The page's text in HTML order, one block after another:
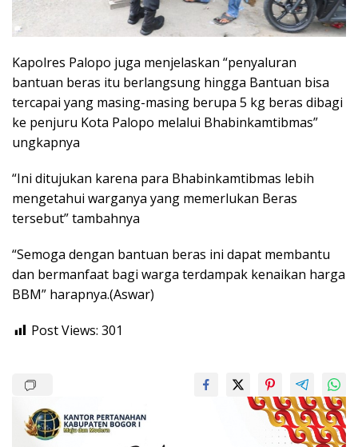
Kapolres Palopo juga menjelaskan “penyaluran
bantuan beras itu berlangsung hingga Bantuan bisa
tercapai yang masing-masing berupa 5 kg beras dibagi
ke penjuru Kota Palopo melalui Bhabinkamtibmas”
ungkapnya
“Ini ditujukan karena para Bhabinkamtibmas lebih
mengetahui warganya yang memerlukan Beras
tersebut” tambahnya
“Semoga dengan bantuan beras ini dapat membantu
dan bermanfaat bagi warga terdampak kenaikan harga
BBM” harapnya.(Aswar)
Post Views: 301